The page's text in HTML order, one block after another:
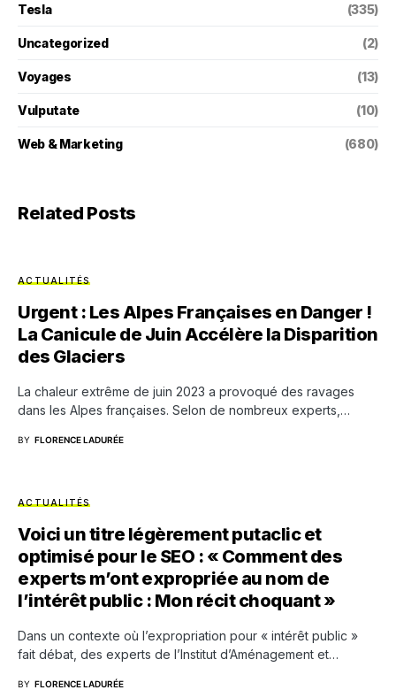
Tesla (335)
Uncategorized (2)
Voyages (13)
Vulputate (10)
Web & Marketing (680)
Related Posts
ACTUALITÉS
Urgent : Les Alpes Françaises en Danger !
La Canicule de Juin Accélère la Disparition
des Glaciers
La chaleur extrême de juin 2023 a provoqué des ravages
dans les Alpes françaises. Selon de nombreux experts,…
BY FLORENCE LADURÉE
ACTUALITÉS
Voici un titre légèrement putaclic et
optimisé pour le SEO : « Comment des
experts m’ont expropriée au nom de
l’intérêt public : Mon récit choquant »
Dans un contexte où l’expropriation pour « intérêt public »
fait débat, des experts de l’Institut d’Aménagement et…
BY FLORENCE LADURÉE